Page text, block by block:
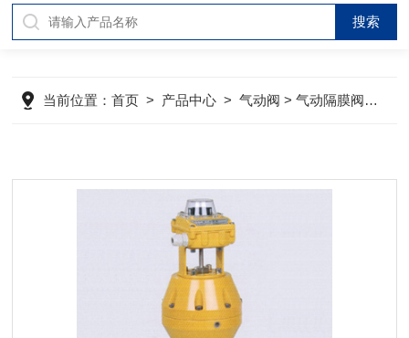
当前位置：首页 > 产品中心 >气动阀 >气动隔膜阀> 气动